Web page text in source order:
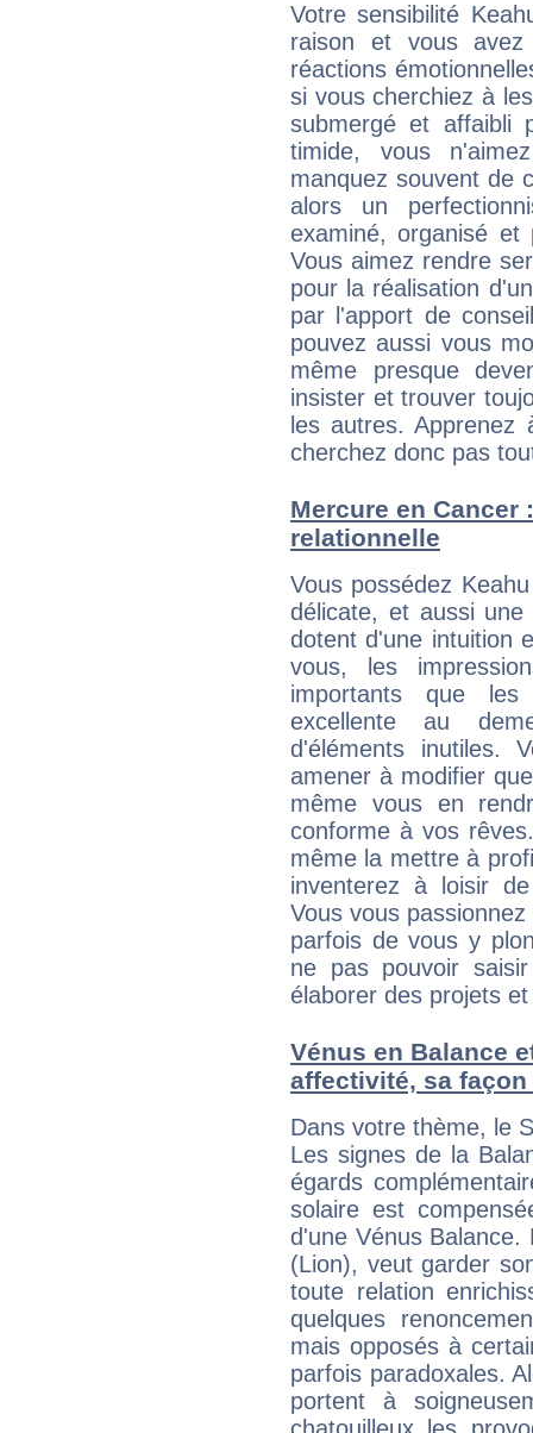
Votre sensibilité
raison et vous
réactions
si vous cherchiez à
submergé et affaibli
timide, vous
manquez souvent de
alors un
examiné, organisé et
Vous aimez rendre
pour la réalisation
par l'apport de
pouvez aussi vous
même presque
insister et trouver
les autres.
cherchez donc pas
Mercure en
relationnelle
Vous possédez
délicate, et aussi
dotent d'une intuition
vous, les
importants que
excellente au
d'éléments inutiles.
amener à modifier
même vous en
conforme à vos
même la mettre à
inventerez à loisir
Vous vous
parfois de vous y
ne pas pouvoir
élaborer des projets
Vénus en Balance
affectivité, sa
Dans votre thème, le
Les signes de la
égards
solaire est
d'une Vénus
(Lion), veut garder
toute relation
quelques
mais opposés à
parfois paradoxales.
portent à